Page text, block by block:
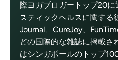
際ヨガブロガートップ20に
スティックヘルスに関する
Journal、CureJoy、
どの国際的な雑誌に掲載さ
はシンガポールのトップ